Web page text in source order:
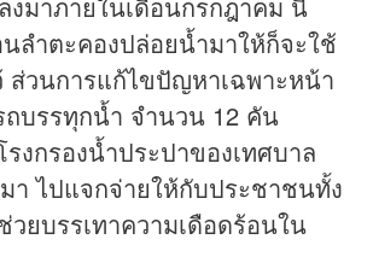
ลำตะคองปล่อยน้ำมาให้ก็จะใช้
ส่วนการแก้ไขปัญหาเฉพาะหน้า
บรรทุกน้ำ จำนวน 12 คัน
งกรองน้ำประปาของเทศบาล
า ไปแจกจ่ายให้กับประชาชนทั้ง
ยบรรเทาความเดือดร้อนใน